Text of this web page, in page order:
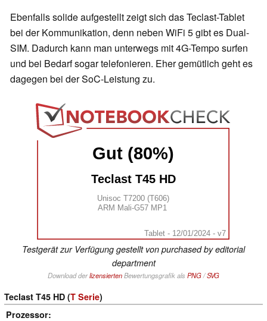
Ebenfalls solide aufgestellt zeigt sich das Teclast-Tablet
bei der Kommunikation, denn neben WiFi 5 gibt es Dual-
SIM. Dadurch kann man unterwegs mit 4G-Tempo surfen
und bei Bedarf sogar telefonieren. Eher gemütlich geht es
dagegen bei der SoC-Leistung zu.
Gut (80%)
Teclast T45 HD
Unisoc T7200 (T606)
ARM Mali-G57 MP1
Tablet - 12/01/2024 - v7
Testgerät zur Verfügung gestellt von purchased by editorial
department
Download derlizensiertenBewertungsgrafik als PNG/SVG
Teclast T45 HD (T Serie)
Prozessor